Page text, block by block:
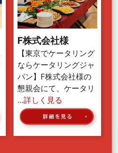
F株式会社様
【東京でケータリング
ならケータリングジャ
パン】F株式会社様の
懇親会にて、ケータリ
…詳しく見る